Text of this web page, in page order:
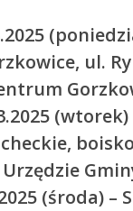
ul.
(wtorek)
Urzędzie
(środa) –